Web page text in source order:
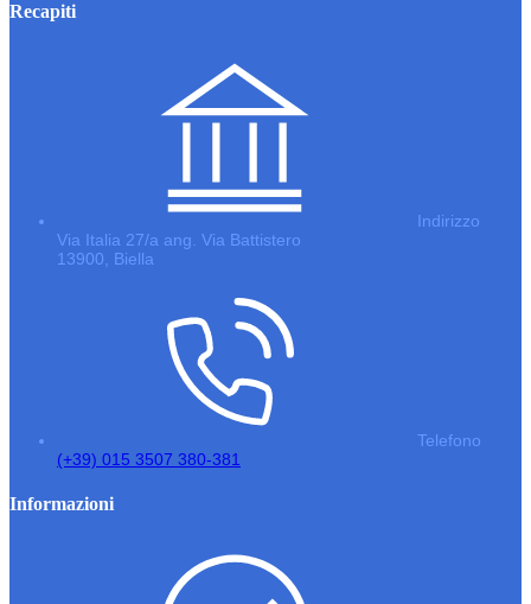
Recapiti
Indirizzo
Via Italia 27/a ang. Via Battistero
13900, Biella
Telefono
(+39) 015 3507 380-381
Informazioni